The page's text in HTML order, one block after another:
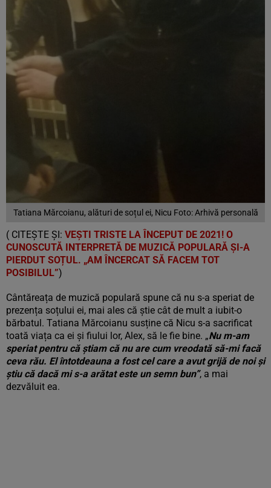
Tatiana Mărcoianu, alături de soțul ei, Nicu Foto: Arhivă personală
( CITEȘTE ȘI: VEȘTI TRISTE LA ÎNCEPUT DE 2021! O
CUNOSCUTĂ INTERPRETĂ DE MUZICĂ POPULARĂ ȘI-A
PIERDUT SOȚUL. „AM ÎNCERCAT SĂ FACEM TOT
POSIBILUL”)
Cântăreața de muzică populară spune că nu s-a speriat de
prezența soțului ei, mai ales că știe cât de mult a iubit-o
bărbatul. Tatiana Mărcoianu susține că Nicu s-a sacrificat
toată viața ca ei și fiului lor, Alex, să le fie bine. „Nu m-am
speriat pentru că știam că nu are cum vreodată să-mi facă
ceva rău. El întotdeauna a fost cel care a avut grijă de noi și
știu că dacă mi s-a arătat este un semn bun”, a mai
dezvăluit ea.